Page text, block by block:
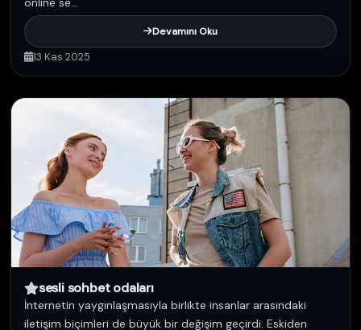
Devamını Oku
13 Kas 2025
sesli sohbet odaları
İnternetin yaygınlaşmasıyla birlikte insanlar arasındaki
iletişim biçimleri de büyük bir değişim geçirdi. Eskiden